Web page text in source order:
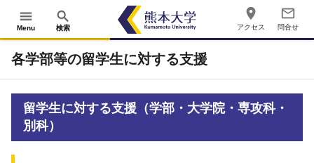
menu
Menu
search
検索
place
アクセス
mail_outline
問合せ
各学部等の留学生に対する支援
留学生に対する支援（学部・大学院・専攻科・
別科）